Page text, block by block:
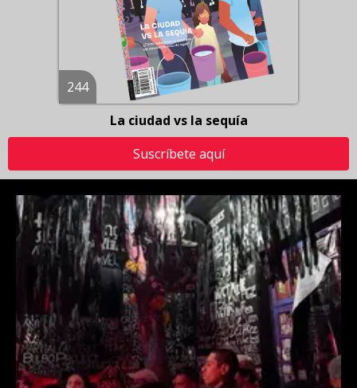
244
La ciudad vs la sequía
Suscríbete aquí